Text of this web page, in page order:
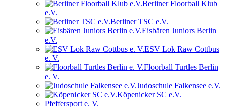
Berliner Floorball Klub
e.V.
Berliner TSC e.V.
Eisbären Juniors Berlin
e.V.
ESV Lok Raw Cottbus
e. V.
Floorball Turtles Berlin
e. V.
Judoschule Falkensee e.V.
Köpenicker SC e.V.
Pfeffersport e. V.